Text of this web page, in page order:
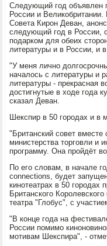
Следующий год объявлен
России и Великобритании.
Совета Кирон Деван,
следующий год в России,
подарком для обеих
литературы и в России, и в
"У меня лично
началось с литературы и
литературы - прекрасная
достигнутые в ходе года
сказал Деван.
Шекспир в 50 городах и в
"Британский совет
министерства торговли и
программу. Она пройдёт
По его словам, в начале
connections, будет
кинотеатрах в 50 городах
Британского
театра "Глобус", с
"В конце года на
России помимо
мотивам Шекспира", -